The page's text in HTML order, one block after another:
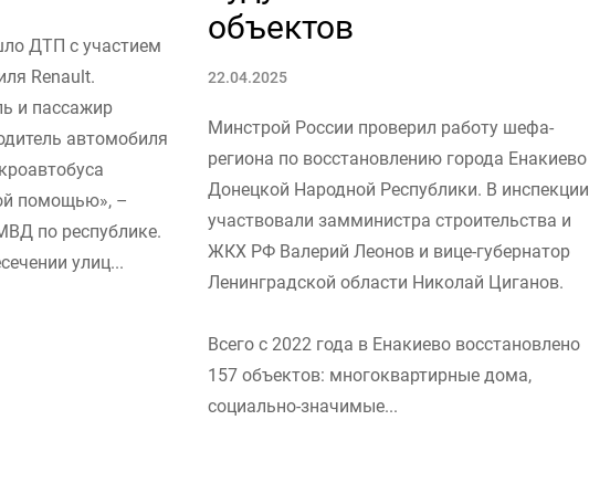
ДТП с участием
Renault.
и пассажир
автомобиля
помощью», –
по республике.
улиц...
объектов
22.04.2025
Минстрой России проверил работу шефа-
региона по восстановлению города Енакиево
Донецкой Народной Республики. В инспекции
участвовали замминистра строительства и
ЖКХ РФ Валерий Леонов и вице-губернатор
Ленинградской области Николай Циганов.
Всего с 2022 года в Енакиево восстановлено
157 объектов: многоквартирные дома,
социально-значимые...